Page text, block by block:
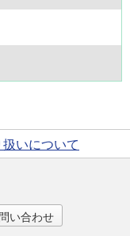
いについて
い合わせ